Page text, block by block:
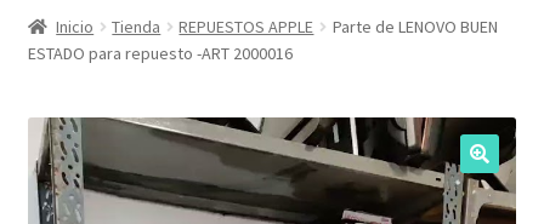
TIENDA
COMO COMPRAR
MI CUENTA
Inicio Tienda REPUESTOS APPLE
Parte de LENOVO BUEN
ESTADO para repuesto -ART 2000016